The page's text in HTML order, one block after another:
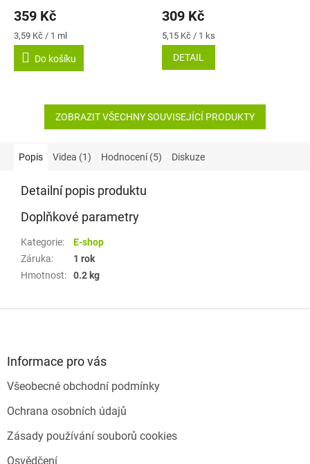
produktu
je
5,0
5
359 Kč
Měrná
cena:
3,59 Kč / 1 ml
Do košíku
produktu
je
5,0
5
309 Kč
Měrná
cena:
5,15 Kč / 1 ks
DETAIL
ZOBRAZIT VŠECHNY SOUVISEJÍCÍ PRODUKTY
Popis Videa (1) Hodnocení (5) Diskuze
Detailní popis produktu
Doplňkové parametry
Kategorie:
E-shop
Záruka:
1 rok
Hmotnost: 0.2 kg
Informace pro vás
Všeobecné obchodní podmínky
Ochrana osobních údajů
Zásady používání souborů cookies
Osvědčení